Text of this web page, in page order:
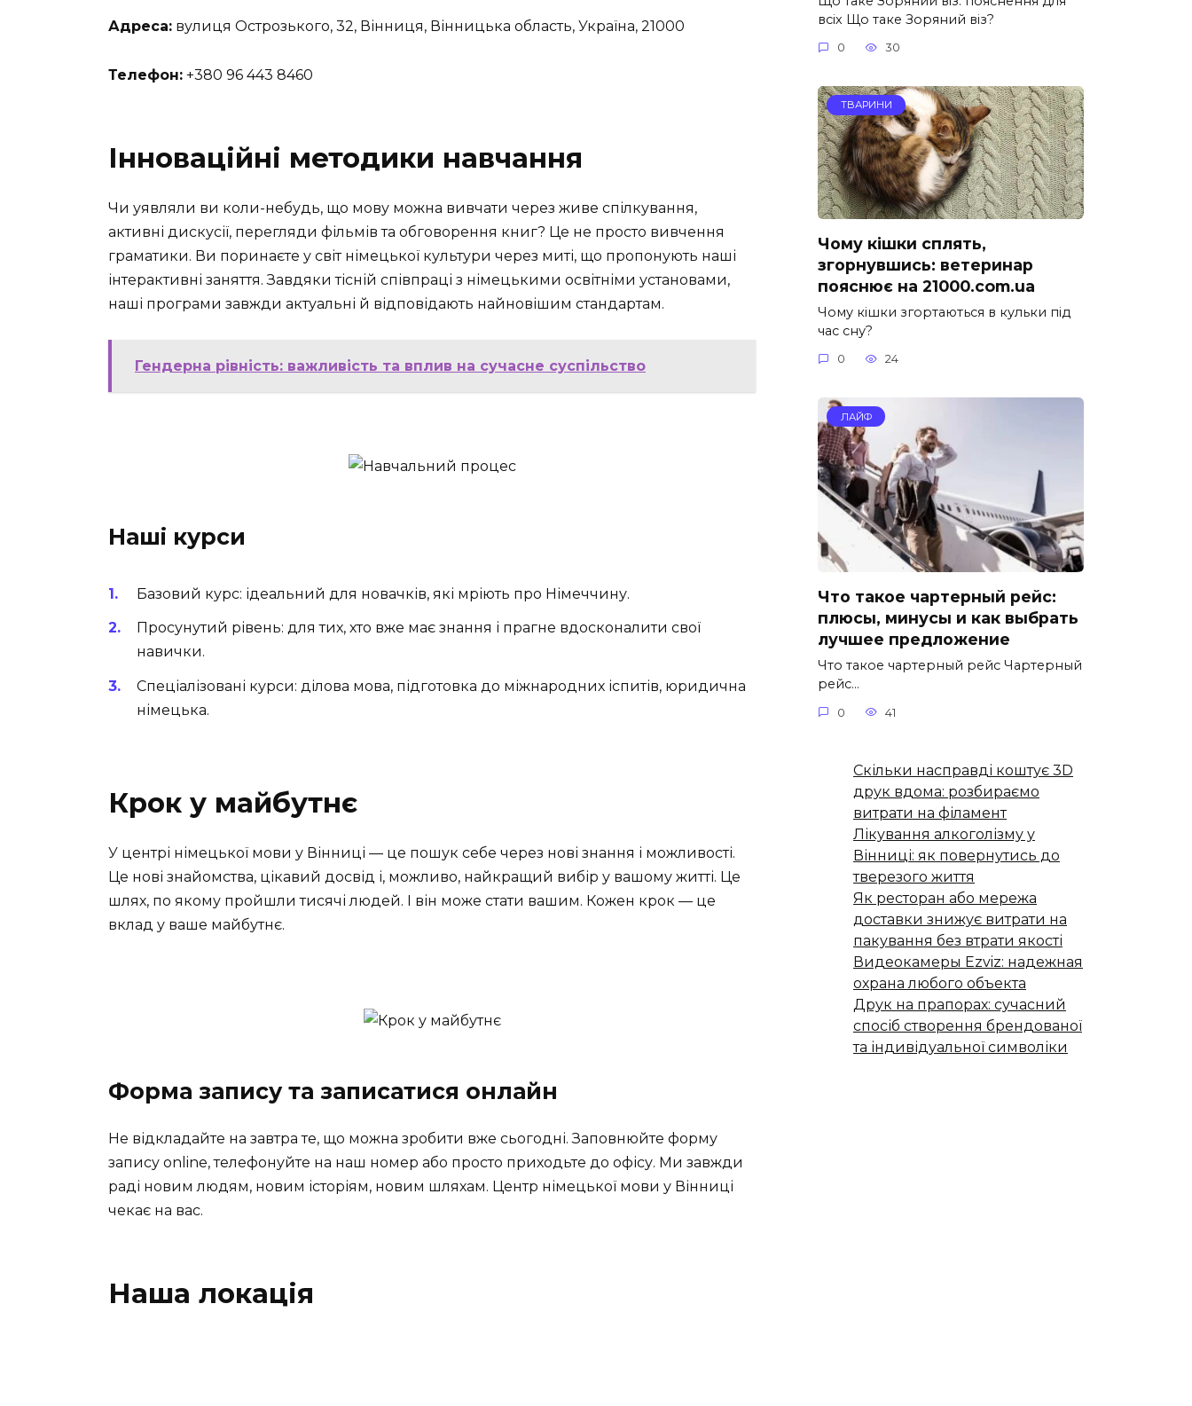
Адреса: вулиця Острозького, 32, Вінниця, Вінницька область, Україна, 21000
Телефон: +380 96 443 8460
Інноваційні методики навчання
Чи уявляли ви коли-небудь, що мову можна вивчати через живе спілкування,
активні дискусії, перегляди фільмів та обговорення книг? Це не просто вивчення
граматики. Ви поринаєте у світ німецької культури через миті, що пропонують наші
інтерактивні заняття. Завдяки тісній співпраці з німецькими освітніми установами,
наші програми завжди актуальні й відповідають найновішим стандартам.
Гендерна рівність: важливість та вплив на сучасне суспільство
Наші курси
Базовий курс: ідеальний для новачків, які мріють про Німеччину.
Просунутий рівень: для тих, хто вже має знання і прагне вдосконалити свої
навички.
Спеціалізовані курси: ділова мова, підготовка до міжнародних іспитів, юридична
німецька.
Крок у майбутнє
У центрі німецької мови у Вінниці — це пошук себе через нові знання і можливості.
Це нові знайомства, цікавий досвід і, можливо, найкращий вибір у вашому житті. Це
шлях, по якому пройшли тисячі людей. І він може стати вашим. Кожен крок — це
вклад у ваше майбутнє.
Форма запису та записатися онлайн
Не відкладайте на завтра те, що можна зробити вже сьогодні. Заповнюйте форму
запису online, телефонуйте на наш номер або просто приходьте до офісу. Ми завжди
раді новим людям, новим історіям, новим шляхам. Центр німецької мови у Вінниці
чекає на вас.
Наша локація
всіх Що таке Зоряний віз?
0 30
ТВАРИНИ
Чому кішки сплять,
згорнувшись: ветеринар
пояснює на 21000.com.ua
Чому кішки згортаються в кульки під
час сну?
0 24
ЛАЙФ
Что такое чартерный рейс:
плюсы, минусы и как выбрать
лучшее предложение
Что такое чартерный рейс Чартерный
рейс…
0 41
Скільки насправді коштує 3D
друк вдома: розбираємо
витрати на філамент
Лікування алкоголізму у
Вінниці: як повернутись до
тверезого життя
Як ресторан або мережа
доставки знижує витрати на
пакування без втрати якості
Видеокамеры Ezviz: надежная
охрана любого объекта
Друк на прапорах: сучасний
спосіб створення брендованої
та індивідуальної символіки